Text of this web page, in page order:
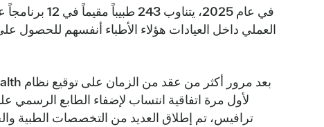
العملي داخل العيادات هؤلاء الأطباء أنفسهم
لأول مرة اتفاقية انتساب لإضفاء الطابع